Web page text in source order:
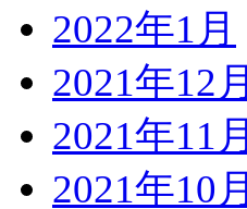
2022年1月
2021年12月
2021年11月
2021年10月